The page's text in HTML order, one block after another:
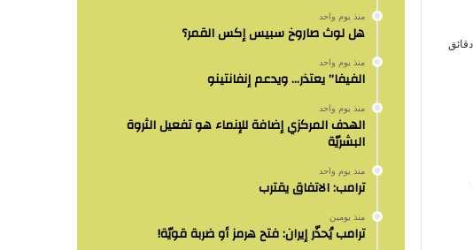
منذ يوم واحد
هل لوث صاروخ سبيس إكس القمر؟
منذ يوم واحد
الفيفا” يعتذر… ويدعم إنفانتينو
منذ يوم واحد
الهدف المركزي إضافة للإنماء هو تفعيل الثروة
البشريّة
منذ يوم واحد
ترامب: الاتفاق يقترب
منذ يومين
ترامب يُحذّر إيران: فتح هرمز أو ضربة قويّة!